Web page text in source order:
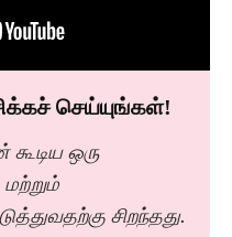
செய்யுங்கள்!
ஒரு
மற்றும்
சிறந்தது.